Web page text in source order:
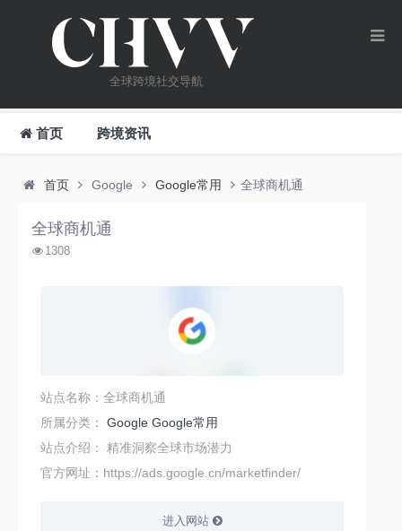
全球跨境社交导航
首页 跨境资讯
首页 Google Google常用 全球商机通
全球商机通
1308
站点名称：全球商机通
所属分类： Google Google常用
站点介绍： 精准洞察全球市场潜力
官方网址：https://ads.google.cn/marketfinder/
进入网站